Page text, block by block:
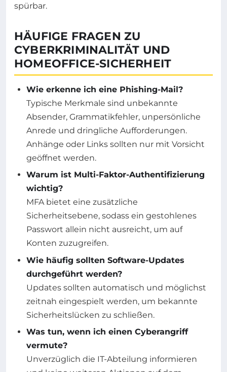
spürbar.
HÄUFIGE FRAGEN ZU
CYBERKRIMINALITÄT UND
HOMEOFFICE-SICHERHEIT
Wie erkenne ich eine Phishing-Mail?
Typische Merkmale sind unbekannte
Absender, Grammatikfehler, unpersönliche
Anrede und dringliche Aufforderungen.
Anhänge oder Links sollten nur mit Vorsicht
geöffnet werden.
Warum ist Multi-Faktor-Authentifizierung
wichtig?
MFA bietet eine zusätzliche
Sicherheitsebene, sodass ein gestohlenes
Passwort allein nicht ausreicht, um auf
Konten zuzugreifen.
Wie häufig sollten Software-Updates
durchgeführt werden?
Updates sollten automatisch und möglichst
zeitnah eingespielt werden, um bekannte
Sicherheitslücken zu schließen.
Was tun, wenn ich einen Cyberangriff
vermute?
Unverzüglich die IT-Abteilung informieren